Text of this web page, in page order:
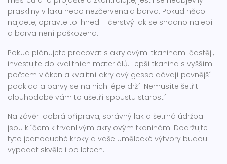
praskliny v laku nebo nezčervenala barva. Pokud něco
najdete, opravte to ihned – čerstvý lak se snadno nalepí
a barva není poškozena.
Pokud plánujete pracovat s akrylovými tkaninami častěji,
investujte do kvalitních materiálů. Lepší tkanina s vyšším
počtem vláken a kvalitní akrylový gesso dávají pevnější
podklad a barvy se na nich lépe drží. Nemusíte šetřit –
dlouhodobě vám to ušetří spoustu starostí.
Na závěr: dobrá příprava, správný lak a šetrná údržba
jsou klíčem k trvanlivým akrylovým tkaninám. Dodržujte
tyto jednoduché kroky a vaše umělecké výtvory budou
vypadat skvěle i po letech.